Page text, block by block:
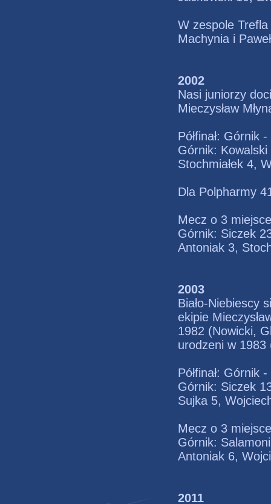
W zespole
Machynia i
2002
Nasi juniorzy
Mieczysław
Półfinał: Górnik
Górnik:
Stochmiałek 4,
Dla Polpharmy
Mecz o 3
Górnik: Siczek
Antoniak 3,
2003
Biało-Niebiescy
ekipie
1982 (Nowicki,
urodzeni w 1983
Półfinał: Górnik
Górnik: Siczek
Sujka 5,
Mecz o 3
Górnik:
Antoniak 6,
2011